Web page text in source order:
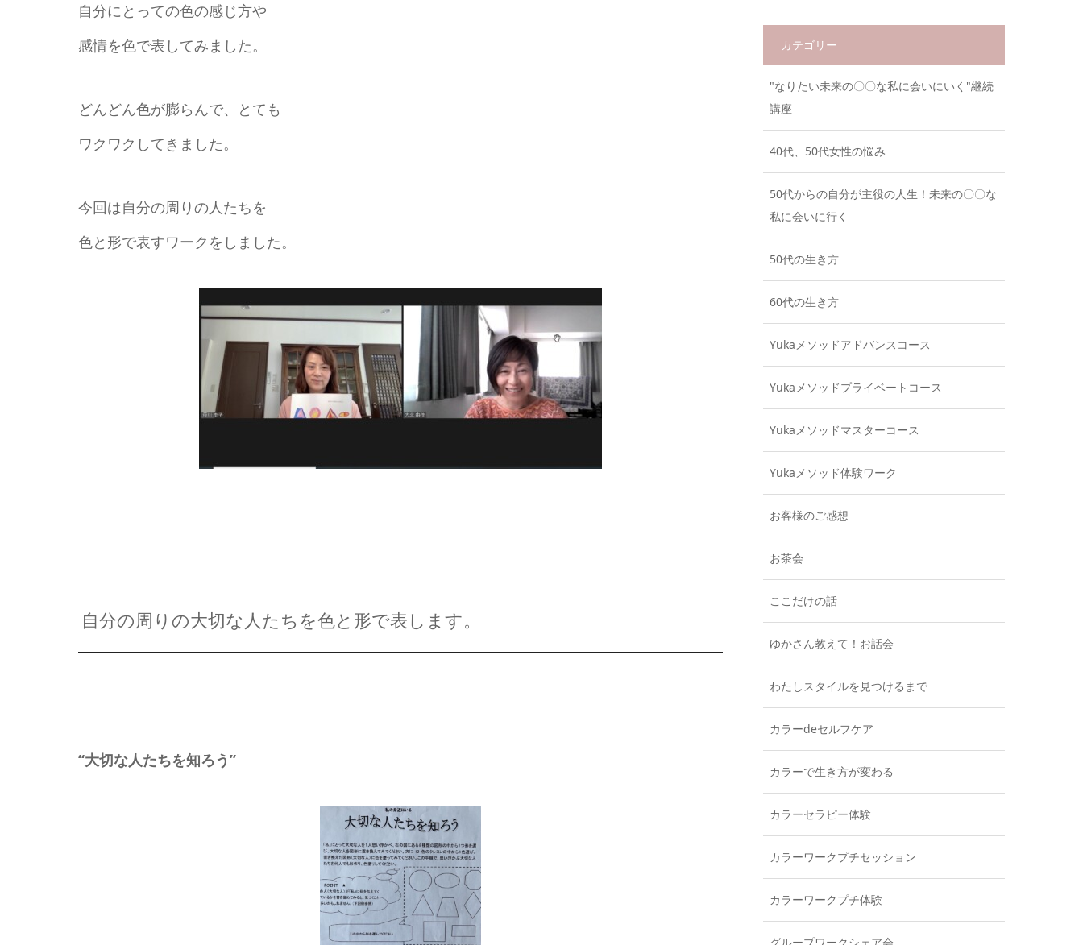
自分にとっての色の感じ方や
感情を色で表してみました。
どんどん色が膨らんで、とても
ワクワクしてきました。
今回は自分の周りの人たちを
色と形で表すワークをしました。
自分の周りの大切な人たちを色と形で表します。
“大切な人たちを知ろう”
カテゴリー
"なりたい未来の〇〇な私に会いにいく"継続
講座
40代、50代女性の悩み
50代からの自分が主役の人生！未来の〇〇な
私に会いに行く
50代の生き方
60代の生き方
Yukaメソッドアドバンスコース
Yukaメソッドプライベートコース
Yukaメソッドマスターコース
Yukaメソッド体験ワーク
お客様のご感想
お茶会
ここだけの話
ゆかさん教えて！お話会
わたしスタイルを見つけるまで
カラーdeセルフケア
カラーで生き方が変わる
カラーセラピー体験
カラーワークプチセッション
カラーワークプチ体験